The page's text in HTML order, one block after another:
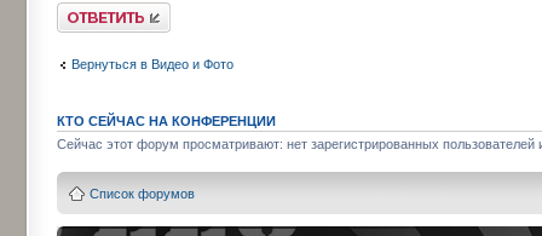
Ответить
Вернуться в Видео и Фото
КТО СЕЙЧАС НА КОНФЕРЕНЦИИ
Сейчас этот форум просматривают: нет зарегистрированных пользователей
Список форумов